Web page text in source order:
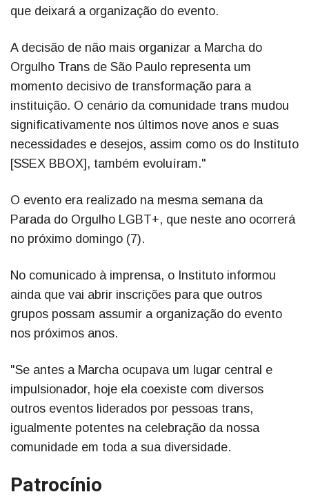
que deixará a organização do evento.
A decisão de não mais organizar a Marcha do
Orgulho Trans de São Paulo representa um
momento decisivo de transformação para a
instituição. O cenário da comunidade trans mudou
significativamente nos últimos nove anos e suas
necessidades e desejos, assim como os do Instituto
[SSEX BBOX], também evoluíram."
O evento era realizado na mesma semana da
Parada do Orgulho LGBT+, que neste ano ocorrerá
no próximo domingo (7).
No comunicado à imprensa, o Instituto informou
ainda que vai abrir inscrições para que outros
grupos possam assumir a organização do evento
nos próximos anos.
"Se antes a Marcha ocupava um lugar central e
impulsionador, hoje ela coexiste com diversos
outros eventos liderados por pessoas trans,
igualmente potentes na celebração da nossa
comunidade em toda a sua diversidade.
Patrocínio